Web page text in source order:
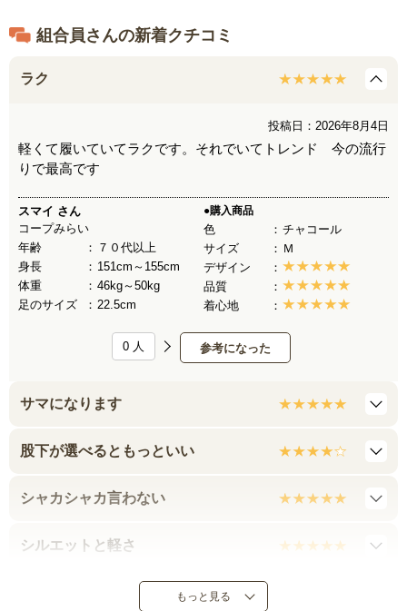
組合員さんの新着クチコミ
ラク
投稿日：2026年8月4日
軽くて履いていてラクです。それでいてトレンド 今の流行
りで最高です
スマイ さん
コープみらい
年齢
７０代以上
身長
151cm～155cm
体重
46kg～50kg
足のサイズ
22.5cm
●購入商品
色
チャコール
サイズ
Ｍ
デザイン
品質
着心地
参考になった
0 人
サマになります
股下が選べるともっといい
シャカシャカ言わない
シルエットと軽さ
もっと見る